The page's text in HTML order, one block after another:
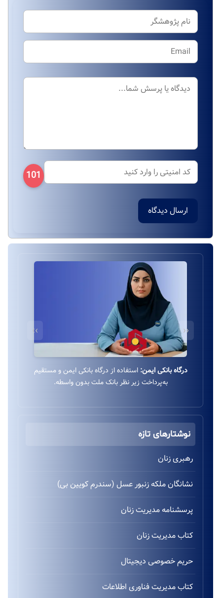
101
ارسال دیدگاه
درگاه بانکی ایمن: استفاده از درگاه بانکی ایمن و مستقیم
به‌پرداخت زیر نظر بانک ملت بدون واسطه.
‹‹
››
نوشتارهای تازه
رهبری زنان
نشانگان ملکه زنبور عسل (سندرم کویین بی)
پرسشنامه مدیریت زنان
کتاب مدیریت زنان
حریم خصوصی دیجیتال
کتاب مدیریت فناوری اطلاعات